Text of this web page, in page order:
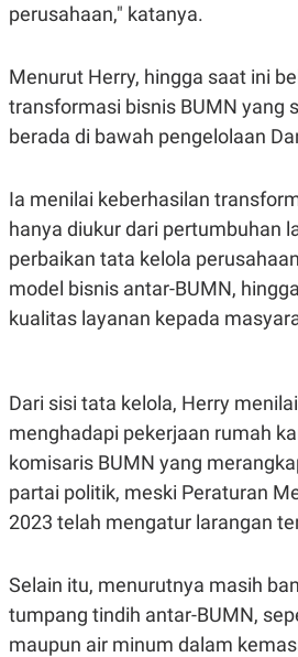
perusahaan," katanya.
Menurut Herry, hingga saat ini
transformasi bisnis BUMN yang
berada di bawah pengelolaan
Ia menilai keberhasilan
hanya diukur dari pertumbuhan
perbaikan tata kelola
model bisnis antar-BUMN,
kualitas layanan kepada
Dari sisi tata kelola, Herry
menghadapi pekerjaan rumah
komisaris BUMN yang
partai politik, meski Peraturan
2023 telah mengatur larangan
Selain itu, menurutnya masih
tumpang tindih antar-BUMN,
maupun air minum dalam